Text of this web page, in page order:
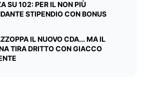
SU 102: PER IL NON PIÙ
STIPENDIO CON BONUS
IL NUOVO CDA... MA IL
TIRA DRITTO CON GIACCO